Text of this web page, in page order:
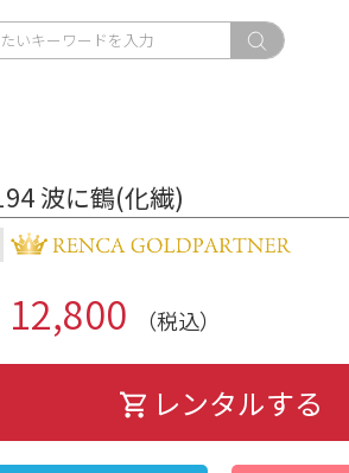
波に鶴(化繊)
12,800 （税込）
レンタルする